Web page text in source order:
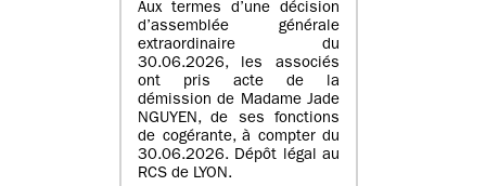
Aux termes d’une décision
d’assemblée générale
extraordinaire du
30.06.2026, les associés
ont pris acte de la
démission de Madame Jade
NGUYEN, de ses fonctions
de cogérante, à compter du
30.06.2026. Dépôt légal au
RCS de LYON.